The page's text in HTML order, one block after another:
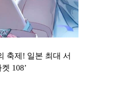
축제! 일본 최대 서
108’